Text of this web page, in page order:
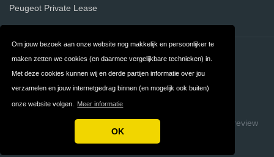
Om jouw bezoek aan onze website nog makkelijk en persoonlijker te
maken zetten we cookies (en daarmee vergelijkbare technieken) in.
Met deze cookies kunnen wij en derde partijen informatie over jou
verzamelen en jouw internetgedrag binnen (en mogelijk ook buiten)
onze website volgen. Meer informatie
OK
Peugeot Private Lease
Contact Privacy
Algemene FAQ
Copyright © 2026 VergelijkLeasemaatschappijen
Build review
sites with ReviewTycoon